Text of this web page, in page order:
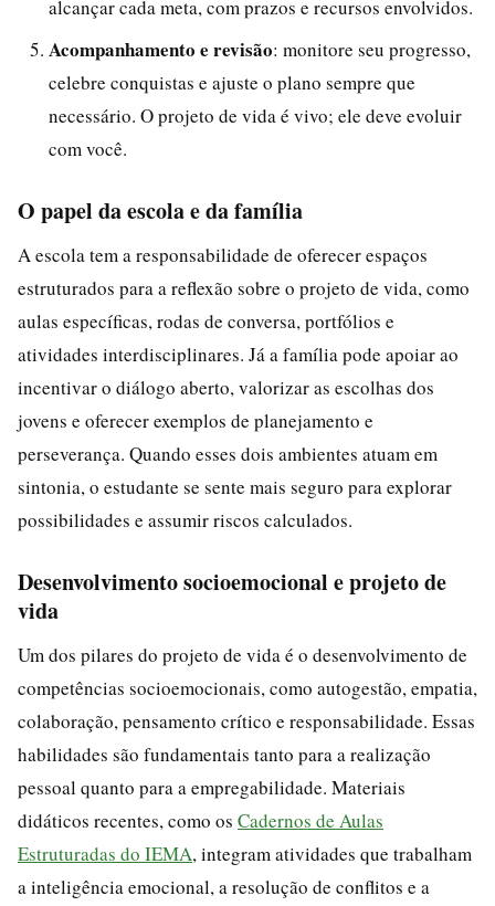
alcançar cada meta, com prazos e recursos envolvidos.
Acompanhamento e revisão: monitore seu progresso,
celebre conquistas e ajuste o plano sempre que
necessário. O projeto de vida é vivo; ele deve evoluir
com você.
O papel da escola e da família
A escola tem a responsabilidade de oferecer espaços
estruturados para a reflexão sobre o projeto de vida, como
aulas específicas, rodas de conversa, portfólios e
atividades interdisciplinares. Já a família pode apoiar ao
incentivar o diálogo aberto, valorizar as escolhas dos
jovens e oferecer exemplos de planejamento e
perseverança. Quando esses dois ambientes atuam em
sintonia, o estudante se sente mais seguro para explorar
possibilidades e assumir riscos calculados.
Desenvolvimento socioemocional e projeto de
vida
Um dos pilares do projeto de vida é o desenvolvimento de
competências socioemocionais, como autogestão, empatia,
colaboração, pensamento crítico e responsabilidade. Essas
habilidades são fundamentais tanto para a realização
pessoal quanto para a empregabilidade. Materiais
didáticos recentes, como os Cadernos de Aulas
Estruturadas do IEMA, integram atividades que trabalham
a inteligência emocional, a resolução de conflitos e a